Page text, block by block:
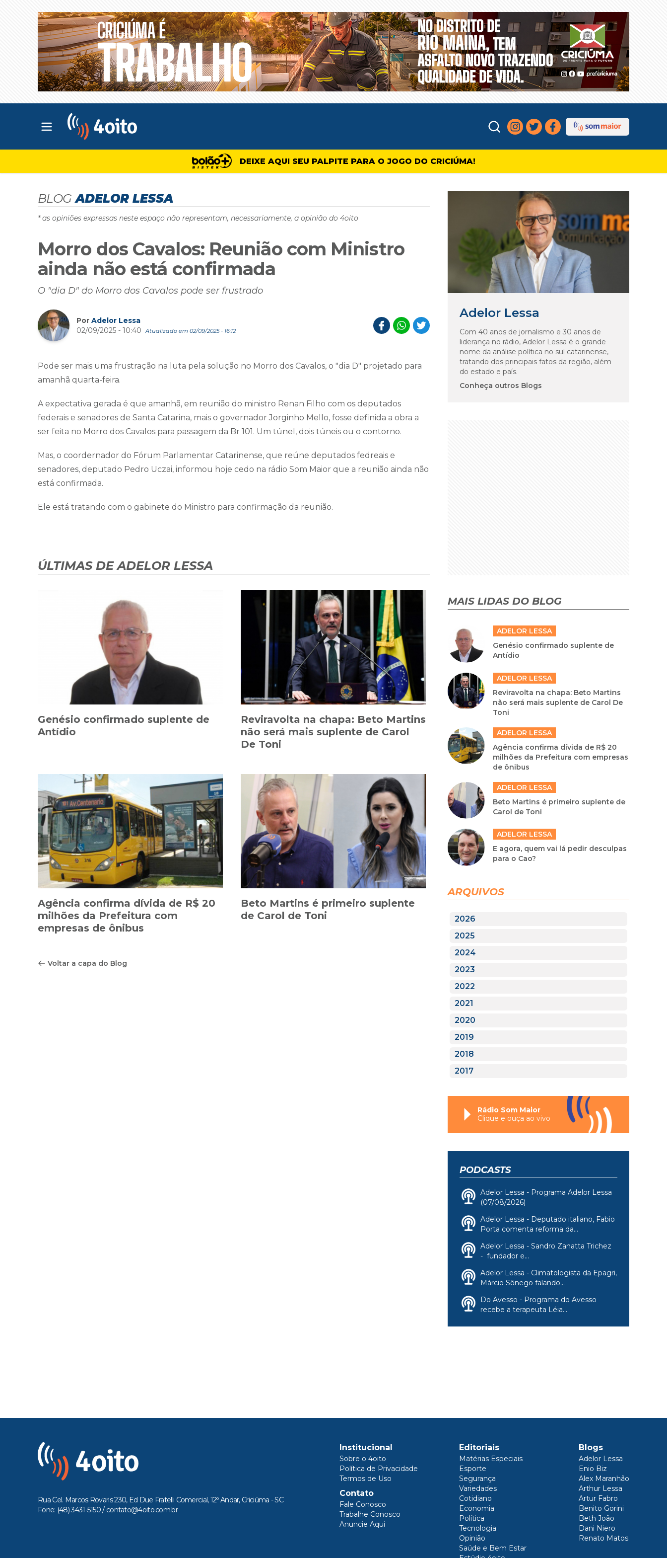
Abrir menu principal
DEIXE AQUI SEU PALPITE PARA O JOGO DO CRICIÚMA!
BLOG ADELOR LESSA
* as opiniões expressas neste espaço não representam, necessariamente, a opinião do 4oito
Morro dos Cavalos: Reunião com Ministro
ainda não está confirmada
O "dia D" do Morro dos Cavalos pode ser frustrado
Por Adelor Lessa
02/09/2025 - 10:40
Atualizado em 02/09/2025 - 16:12
Pode ser mais uma frustração na luta pela solução no Morro dos Cavalos, o "dia D" projetado para
amanhã quarta-feira.
A expectativa gerada é que amanhã, em reunião do ministro Renan Filho com os deputados
federais e senadores de Santa Catarina, mais o governador Jorginho Mello, fosse definida a obra a
ser feita no Morro dos Cavalos para passagem da Br 101. Um túnel, dois túneis ou o contorno.
Mas, o coordernador do Fórum Parlamentar Catarinense, que reúne deputados fedreais e
senadores, deputado Pedro Uczai, informou hoje cedo na rádio Som Maior que a reunião ainda não
está confirmada.
Ele está tratando com o gabinete do Ministro para confirmação da reunião.
ÚLTIMAS DE ADELOR LESSA
Genésio confirmado suplente de
Antídio
Reviravolta na chapa: Beto Martins
não será mais suplente de Carol
De Toni
Agência confirma dívida de R$ 20
milhões da Prefeitura com
empresas de ônibus
Beto Martins é primeiro suplente
de Carol de Toni
Voltar a capa do Blog
Adelor Lessa
Com 40 anos de jornalismo e 30 anos de
liderança no rádio, Adelor Lessa é o grande
nome da análise política no sul catarinense,
tratando dos principais fatos da região, além
do estado e país.
Conheça outros Blogs
MAIS LIDAS DO BLOG
ADELOR LESSA
Genésio confirmado suplente de
Antídio
ADELOR LESSA
Reviravolta na chapa: Beto Martins
não será mais suplente de Carol De
Toni
ADELOR LESSA
Agência confirma dívida de R$ 20
milhões da Prefeitura com empresas
de ônibus
ADELOR LESSA
Beto Martins é primeiro suplente de
Carol de Toni
ADELOR LESSA
E agora, quem vai lá pedir desculpas
para o Cao?
ARQUIVOS
2026
2025
2024
2023
2022
2021
2020
2019
2018
2017
Rádio Som Maior
Clique e ouça ao vivo
PODCASTS
Adelor Lessa - Programa Adelor Lessa
(07/08/2026)
Adelor Lessa - Deputado italiano, Fabio
Porta comenta reforma da...
Adelor Lessa - Sandro Zanatta Trichez
- fundador e...
Adelor Lessa - Climatologista da Epagri,
Márcio Sônego falando...
Do Avesso - Programa do Avesso
recebe a terapeuta Léia...
Rua Cel. Marcos Rovaris 230, Ed Due Fratelli Comercial, 12º Andar, Criciúma - SC
Fone: (48) 3431-5150 / contato@4oito.com.br
Institucional
Sobre o 4oito
Política de Privacidade
Termos de Uso
Contato
Fale Conosco
Trabalhe Conosco
Anuncie Aqui
Editoriais
Matérias Especiais
Esporte
Segurança
Variedades
Cotidiano
Economia
Política
Tecnologia
Opinião
Saúde e Bem Estar
Blogs
Adelor Lessa
Enio Biz
Alex Maranhão
Arthur Lessa
Artur Fabro
Benito Gorini
Beth João
Dani Niero
Renato Matos